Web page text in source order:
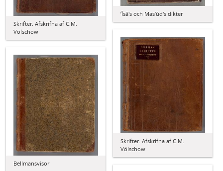
ʼĪsā's och Masʼūd's dikter
Skrifter. Afskrifna af C.M.
Völschow
Skrifter. Afskrifna af C.M.
Völschow
Bellmansvisor